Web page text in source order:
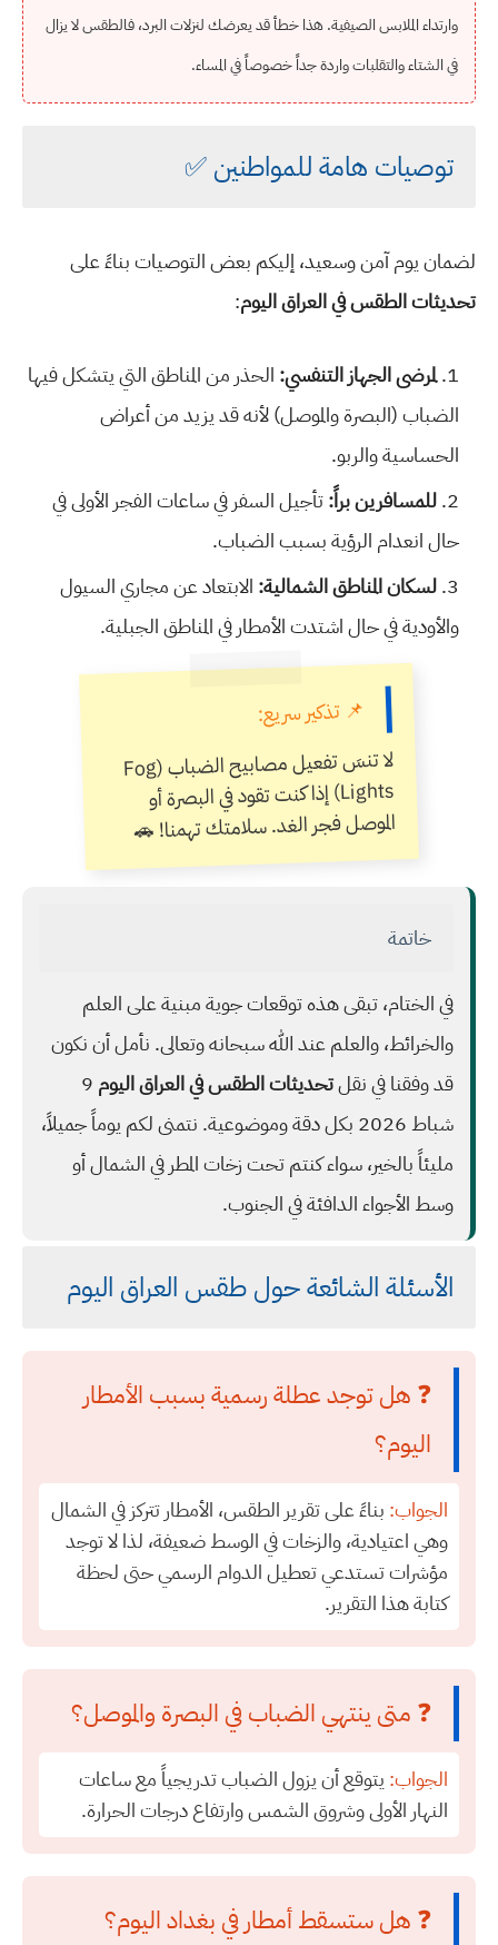
وارتداء الملابس الصيفية. هذا خطأ قد يعرضك لنزلات البرد، فالطقس لا يزال
في الشتاء والتقلبات واردة جداً خصوصاً في المساء.
توصيات هامة للمواطنين ✅
لضمان يوم آمن وسعيد، إليكم بعض التوصيات بناءً على
تحديثات الطقس في العراق اليوم:
لمرضى الجهاز التنفسي: الحذر من المناطق التي يتشكل فيها
الضباب (البصرة والموصل) لأنه قد يزيد من أعراض
الحساسية والربو.
للمسافرين براً:تأجيل السفر في ساعات الفجر الأولى في
حال انعدام الرؤية بسبب الضباب.
لسكان المناطق الشمالية: الابتعاد عن مجاري السيول
والأودية في حال اشتدت الأمطار في المناطق الجبلية.
📌 تذكير سريع:
لا تنسَ تفعيل مصابيح الضباب (Fog
Lights) إذا كنت تقود في البصرة أو
الموصل فجر الغد. سلامتك تهمنا! 🚗
خاتمة
في الختام، تبقى هذه توقعات جوية مبنية على العلم
والخرائط، والعلم عند الله سبحانه وتعالى. نأمل أن نكون
قد وفقنا في نقلتحديثات الطقس في العراق اليوم 9
شباط 2026 بكل دقة وموضوعية. نتمنى لكم يوماً جميلاً،
مليئاً بالخير، سواء كنتم تحت زخات المطر في الشمال أو
وسط الأجواء الدافئة في الجنوب.
الأسئلة الشائعة حول طقس العراق اليوم
❓ هل توجد عطلة رسمية بسبب الأمطار
اليوم؟
الجواب: بناءً على تقرير الطقس، الأمطار تتركز في الشمال
وهي اعتيادية، والزخات في الوسط ضعيفة، لذا لا توجد
مؤشرات تستدعي تعطيل الدوام الرسمي حتى لحظة
كتابة هذا التقرير.
❓ متى ينتهي الضباب في البصرة والموصل؟
الجواب: يتوقع أن يزول الضباب تدريجياً مع ساعات
النهار الأولى وشروق الشمس وارتفاع درجات الحرارة.
❓ هل ستسقط أمطار في بغداد اليوم؟